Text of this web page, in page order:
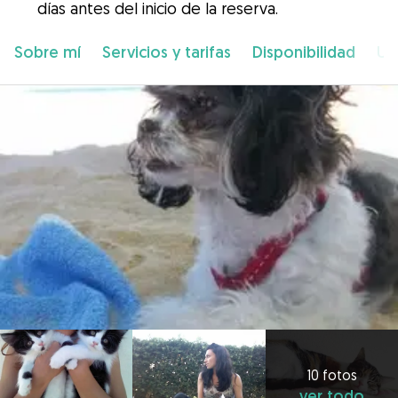
días antes del inicio de la reserva.
Sobre mí Servicios y tarifas Disponibilidad
10 fotos